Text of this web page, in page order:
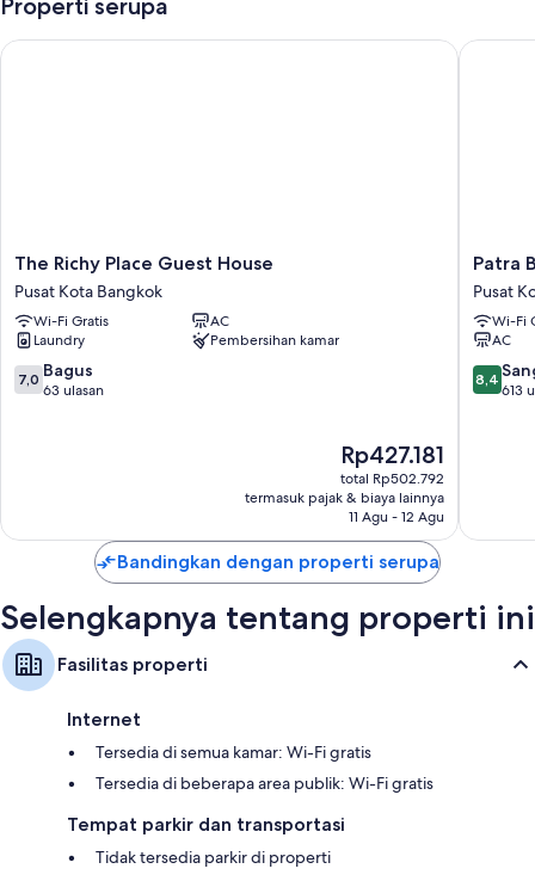
All 66 rooms offer comforts such as air conditioning, as well as
thoughtful touches like free WiFi and free bottled water.
Properti serupa
The
Richy
Place
Guest
House
Pusat
Kota
The Richy Place Guest House
Pusat Kota Bangkok
Wi-Fi Gratis
AC
Laundry
Pembersihan kamar
7.0
dari
7,0 Bagus
63 ulasan
Harga
sekarang
Rp427.181
Rp427.181
total Rp502.792
termasuk pajak & biaya lainnya
11 Agu - 12 Agu
The Richy Place Guest House
Patra
Hotel
Pusat
Kota
Patra
Pusat
Wi-Fi
AC
8.4
dari
8,4
613
Patra
Bandingkan dengan properti serupa
Selengkapnya tentang properti ini
Fasilitas properti
Internet
Tersedia di semua kamar: Wi-Fi gratis
Tersedia di beberapa area publik: Wi-Fi gratis
Tempat parkir dan transportasi
Tidak tersedia parkir di properti